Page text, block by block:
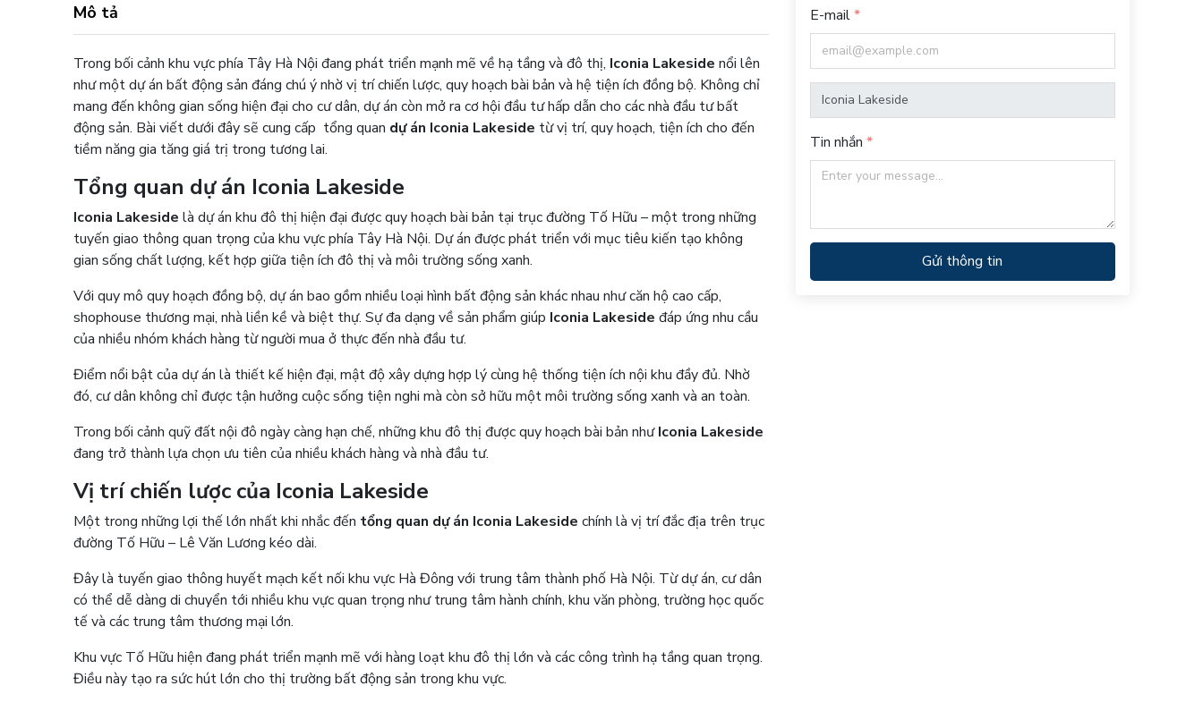
Mô tả
Trong bối cảnh khu vực phía Tây Hà Nội đang phát triển mạnh mẽ về hạ tầng và đô thị, Iconia Lakeside nổi lên
như một dự án bất động sản đáng chú ý nhờ vị trí chiến lược, quy hoạch bài bản và hệ tiện ích đồng bộ. Không chỉ
mang đến không gian sống hiện đại cho cư dân, dự án còn mở ra cơ hội đầu tư hấp dẫn cho các nhà đầu tư bất
động sản. Bài viết dưới đây sẽ cung cấp tổng quan dự án Iconia Lakeside từ vị trí, quy hoạch, tiện ích cho đến
tiềm năng gia tăng giá trị trong tương lai.
Tổng quan dự án Iconia Lakeside
Iconia Lakeside là dự án khu đô thị hiện đại được quy hoạch bài bản tại trục đường Tố Hữu – một trong những
tuyến giao thông quan trọng của khu vực phía Tây Hà Nội. Dự án được phát triển với mục tiêu kiến tạo không
gian sống chất lượng, kết hợp giữa tiện ích đô thị và môi trường sống xanh.
Với quy mô quy hoạch đồng bộ, dự án bao gồm nhiều loại hình bất động sản khác nhau như căn hộ cao cấp,
shophouse thương mại, nhà liền kề và biệt thự. Sự đa dạng về sản phẩm giúp Iconia Lakeside đáp ứng nhu cầu
của nhiều nhóm khách hàng từ người mua ở thực đến nhà đầu tư.
Điểm nổi bật của dự án là thiết kế hiện đại, mật độ xây dựng hợp lý cùng hệ thống tiện ích nội khu đầy đủ. Nhờ
đó, cư dân không chỉ được tận hưởng cuộc sống tiện nghi mà còn sở hữu một môi trường sống xanh và an toàn.
Trong bối cảnh quỹ đất nội đô ngày càng hạn chế, những khu đô thị được quy hoạch bài bản nhưIconia Lakeside
đang trở thành lựa chọn ưu tiên của nhiều khách hàng và nhà đầu tư.
Vị trí chiến lược của Iconia Lakeside
Một trong những lợi thế lớn nhất khi nhắc đến tổng quan dự án Iconia Lakeside chính là vị trí đắc địa trên trục
đường Tố Hữu – Lê Văn Lương kéo dài.
Đây là tuyến giao thông huyết mạch kết nối khu vực Hà Đông với trung tâm thành phố Hà Nội. Từ dự án, cư dân
có thể dễ dàng di chuyển tới nhiều khu vực quan trọng như trung tâm hành chính, khu văn phòng, trường học quốc
tế và các trung tâm thương mại lớn.
Khu vực Tố Hữu hiện đang phát triển mạnh mẽ với hàng loạt khu đô thị lớn và các công trình hạ tầng quan trọng.
Điều này tạo ra sức hút lớn cho thị trường bất động sản trong khu vực.
E-mail
Tin nhắn
Gửi thông tin